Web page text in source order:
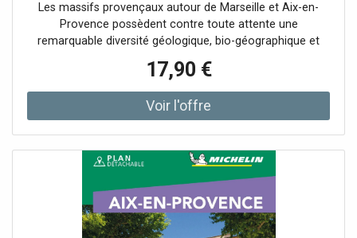
Les massifs provençaux autour de Marseille et Aix-en-
Provence possèdent contre toute attente une
remarquable diversité géologique, bio-géographique et
multitude de sentiers très bien balisés, certes souvent très
caillouteux ou pierreux.Dans ces milieux méditerranéens,
exigeants, avec la chaleur, le vent, les rares points d’eaux,
les reliefs tourmentés, la végétation rare ou agressive,
préparation. Mais tout est largement compensé par cette
merveilleuse lumière, ces couleurs, ces senteurs et ces
splendeurs propices à la contemplation. On abordera tout
d’abord la Côte Bleue, adossée à la petite chaîne de
l’Estaque, avec ses charmants ports, et ses sentiers
17,90 €